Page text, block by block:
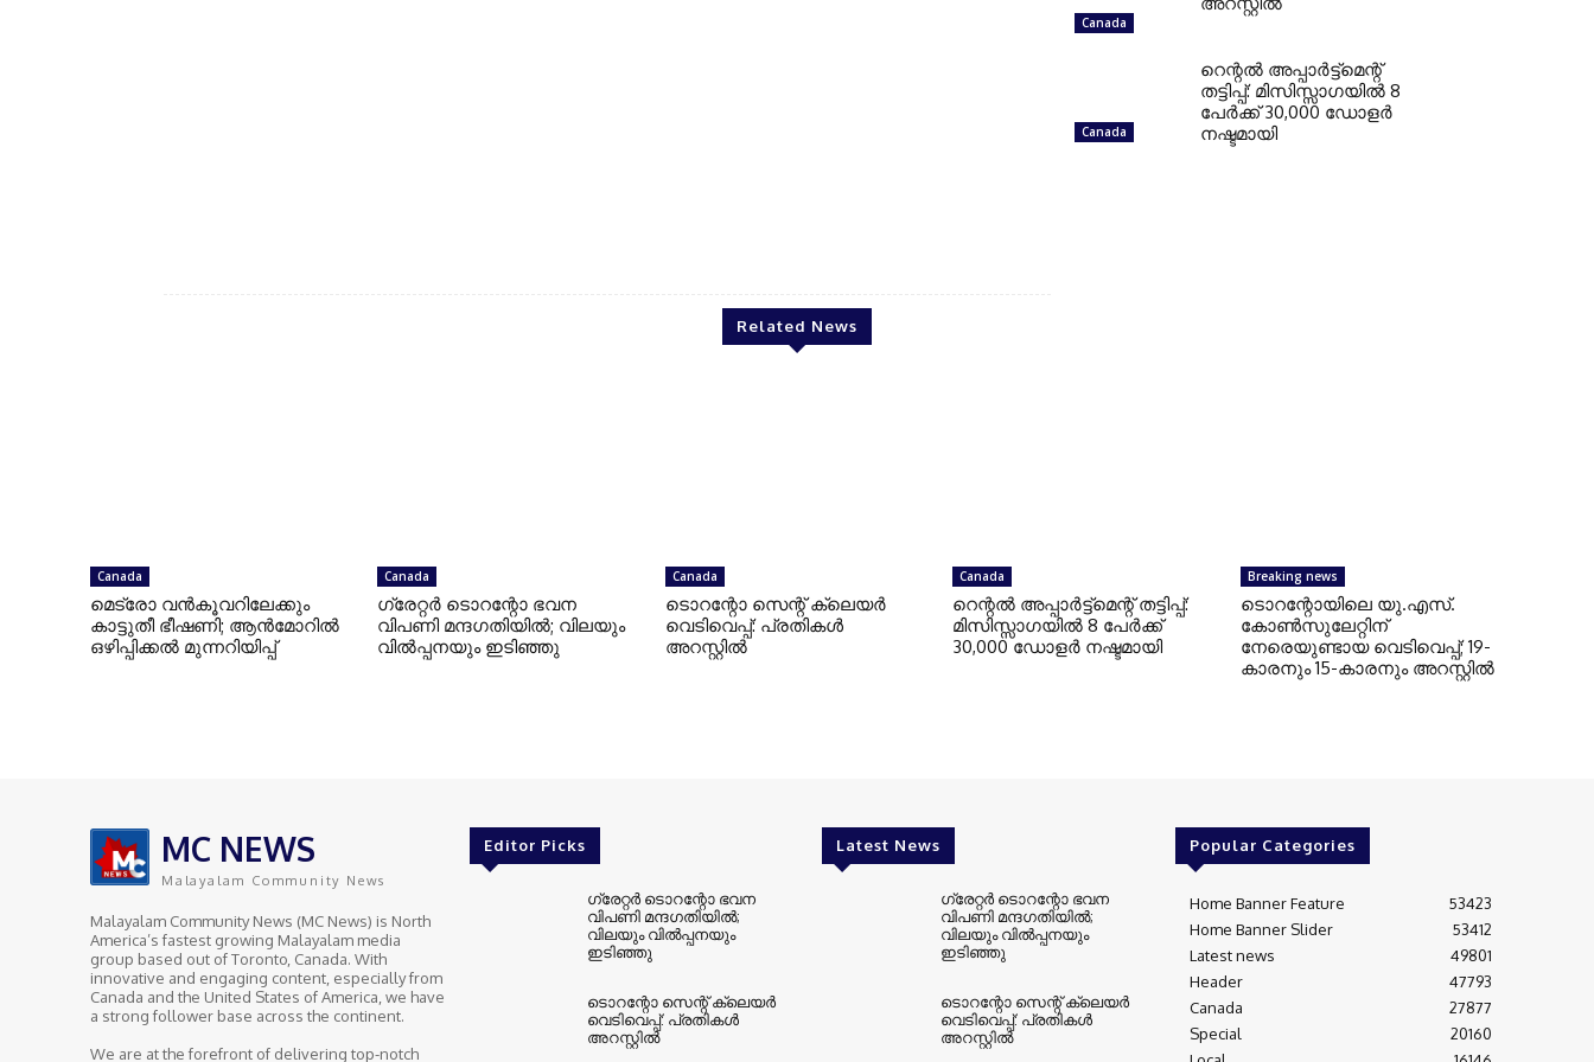
Canada
Canada
റെന്റല്‍ അപ്പാര്‍ട്ട്‌മെന്റ്
തട്ടിപ്പ്: മിസിസ്സാഗയില്‍ 8
പേര്‍ക്ക് 30,000 ഡോളര്‍
നഷ്ടമായി
Related News
Canada
മെട്രോ വൻകൂവറിലേക്കും
കാട്ടുതീ ഭീഷണി; ആൻമോറിൽ
ഒഴിപ്പിക്കൽ മുന്നറിയിപ്പ്
Canada
ഗ്രേറ്റര്‍ ടൊറന്റോ ഭവന
വിപണി മന്ദഗതിയില്‍; വിലയും
വില്‍പ്പനയും ഇടിഞ്ഞു
Canada
ടൊറന്റോ സെന്റ് ക്ലെയര്‍
വെടിവെപ്പ്: പ്രതികള്‍
അറസ്റ്റില്‍
Canada
റെന്റല്‍ അപ്പാര്‍ട്ട്‌മെന്റ് തട്ടിപ്പ്:
മിസിസ്സാഗയില്‍ 8 പേര്‍ക്ക്
30,000 ഡോളര്‍ നഷ്ടമായി
Breaking news
ടൊറന്റോയിലെ യു.എസ്.
കോൺസുലേറ്റിന്
നേരെയുണ്ടായ വെടിവെപ്പ്; 19-
കാരനും 15-കാരനും അറസ്റ്റിൽ
MC NEWS
Malayalam Community News
Malayalam Community News (MC News) is North
America’s fastest growing Malayalam media
group based out of Toronto, Canada. With
innovative and engaging content, especially from
Canada and the United States of America, we have
a strong follower base across the continent.
We are at the forefront of delivering top-notch
Editor Picks
ഗ്രേറ്റര്‍ ടൊറന്റോ ഭവന
വിപണി മന്ദഗതിയില്‍;
വിലയും വില്‍പ്പനയും
ഇടിഞ്ഞു
ടൊറന്റോ സെന്റ് ക്ലെയര്‍
വെടിവെപ്പ്: പ്രതികള്‍
അറസ്റ്റില്‍
Latest News
ഗ്രേറ്റര്‍ ടൊറന്റോ ഭവന
വിപണി മന്ദഗതിയില്‍;
വിലയും വില്‍പ്പനയും
ഇടിഞ്ഞു
ടൊറന്റോ സെന്റ് ക്ലെയര്‍
വെടിവെപ്പ്: പ്രതികള്‍
അറസ്റ്റില്‍
Popular Categories
Home Banner Feature
53423
Home Banner Slider
53412
Latest news
49801
Header
47793
Canada
27877
Special
20160